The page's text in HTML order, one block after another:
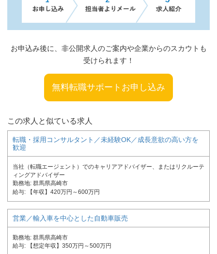
お申込み後に、非公開求人のご案内や企業からのスカウトも
受けられます！
無料転職サポートお申し込み
この求人と似ている求人
転職・採用コンサルタント／未経験OK／成長意欲の高い方を
歓迎
当社（転職エージェント）でのキャリアアドバイザー、またはリクルーテ
ィングアドバイザー
勤務地 群馬県高崎市
給与
【年収】420万円～600万円
営業／輸入車を中心とした自動車販売
勤務地 群馬県高崎市
給与
【想定年収】350万円～500万円